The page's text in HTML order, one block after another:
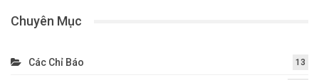
Chuyên Mục
Các Chỉ Báo 13